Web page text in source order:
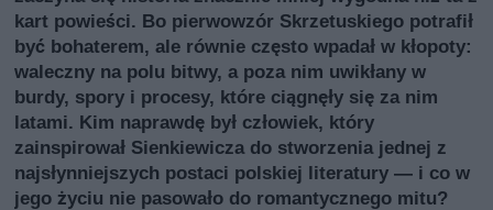
kart powieści. Bo pierwowzór Skrzetuskiego potrafił
być bohaterem, ale równie często wpadał w kłopoty:
waleczny na polu bitwy, a poza nim uwikłany w
burdy, spory i procesy, które ciągnęły się za nim
latami. Kim naprawdę był człowiek, który
zainspirował Sienkiewicza do stworzenia jednej z
najsłynniejszych postaci polskiej literatury — i co w
jego życiu nie pasowało do romantycznego mitu?